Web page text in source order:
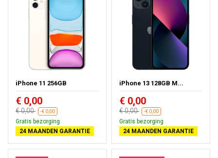
iPhone 11 256GB
€ 0,00
€ 0,00 -€ 0,00
Gratis bezorging
24 MAANDEN GARANTIE
iPhone 13 128GB M...
€ 0,00
€ 0,00 -€ 0,00
Gratis bezorging
24 MAANDEN GARANTIE